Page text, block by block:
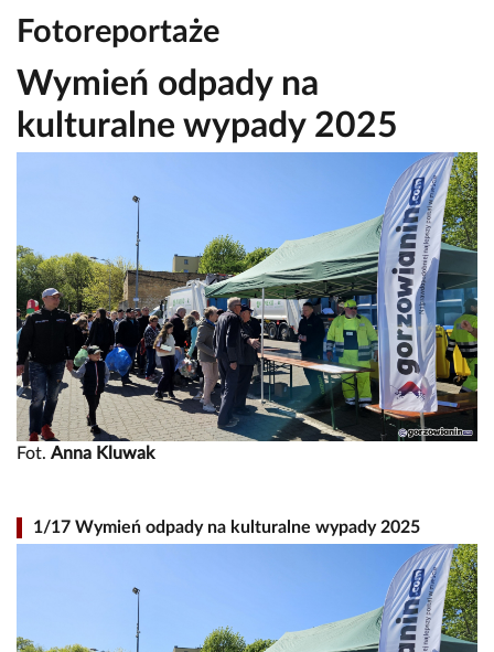
Fotoreportaże
Wymień odpady na
kulturalne wypady 2025
Fot. Anna Kluwak
1/17 Wymień odpady na kulturalne wypady 2025